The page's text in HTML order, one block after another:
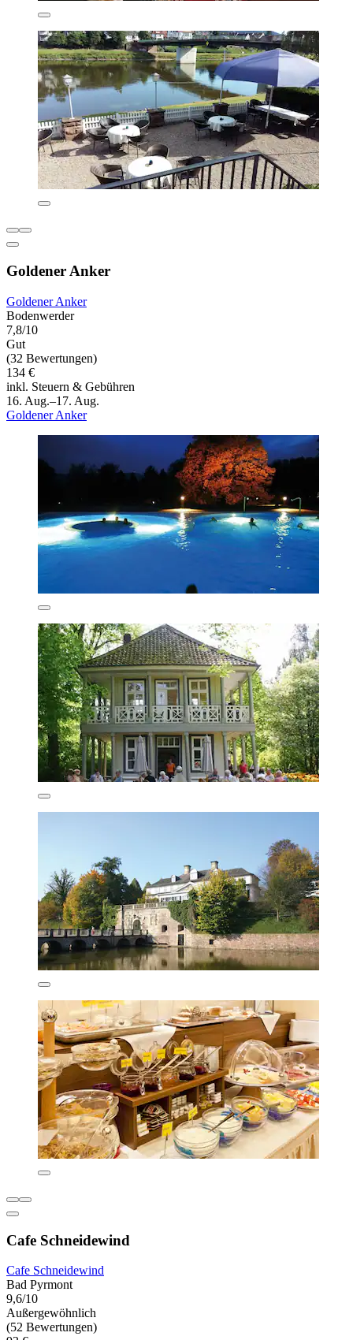
Goldener Anker
Goldener Anker
Bodenwerder
7,8/10
Gut
(32 Bewertungen)
134 €
inkl. Steuern & Gebühren
16. Aug.–17. Aug.
Goldener Anker
Cafe Schneidewind
Cafe Schneidewind
Bad Pyrmont
9,6/10
Außergewöhnlich
(52 Bewertungen)